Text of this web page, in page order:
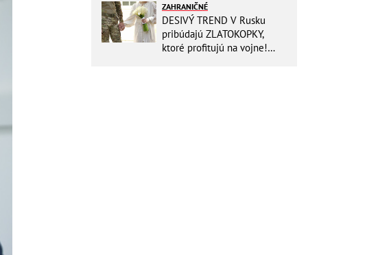
ZAHRANIČNÉ
DESIVÝ TREND V Rusku
pribúdajú ZLATOKOPKY,
ktoré profitujú na vojne!